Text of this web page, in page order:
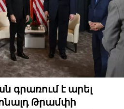
գրառում է արել
Թրամփի